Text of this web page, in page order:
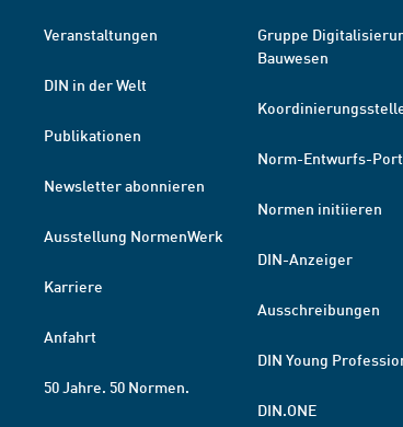
Veranstaltungen
DIN in der Welt
Publikationen
Newsletter abonnieren
Ausstellung NormenWerk
Karriere
Anfahrt
50 Jahre. 50 Normen.
Gruppe
Bauwesen
Norm-Entwurfs-
Normen initiieren
DIN-Anzeiger
Ausschreibungen
DIN Young
DIN.ONE